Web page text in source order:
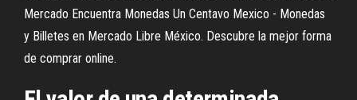
Mercado Encuentra Monedas Un Centavo Mexico - Monedas
y Billetes en Mercado Libre México. Descubre la mejor forma
de comprar online.